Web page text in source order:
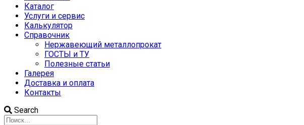
Каталог
Услуги и сервис
Калькулятор
Справочник
Нержавеющий металлопрокат
ГОСТЫ и ТУ
Полезные статьи
Галерея
Доставка и оплата
Контакты
Search